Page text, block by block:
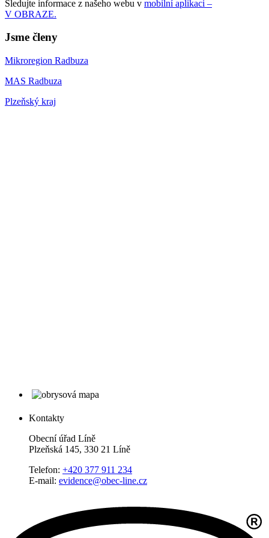
Sledujte informace z našeho webu v mobilní aplikaci –
V OBRAZE.
Jsme členy
Mikroregion Radbuza
MAS Radbuza
Plzeňský kraj
Kontakty
Obecní úřad Líně
Plzeňská 145, 330 21 Líně
Telefon: +420 377 911 234
E-mail: evidence@obec-line.cz